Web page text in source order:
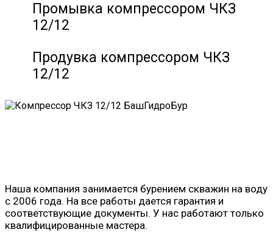
Промывка компрессором ЧКЗ
12/12
Продувка компрессором ЧКЗ
12/12
Наша компания занимается бурением скважин на воду
с 2006 года. На все работы дается гарантия и
соответствующие документы. У нас работают только
квалифицированные мастера.